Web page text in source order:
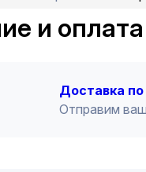
и оплата
Доставка
Отправим